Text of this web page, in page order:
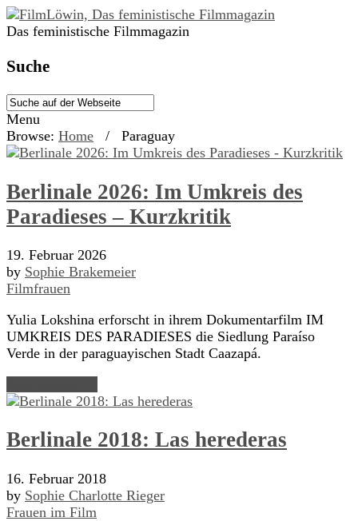
Das feministische Filmmagazin
Suche
Menu
Browse: Home / Paraguay
Berlinale 2026: Im Umkreis des
Paradieses – Kurzkritik
19. Februar 2026
by Sophie Brakemeier
Filmfrauen
Yulia Lokshina erforscht in ihrem Dokumentarfilm IM
UMKREIS DES PARADIESES die Siedlung Paraíso
Verde in der paraguayischen Stadt Caazapá.
Berlinale 2018: Las herederas
16. Februar 2018
by Sophie Charlotte Rieger
Frauen im Film